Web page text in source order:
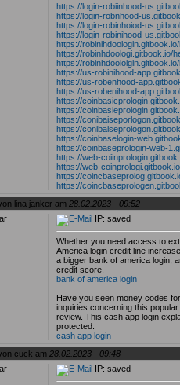
https://login-robiinhood-
https://login-robnhood-
https://login-robinhoiod-
https://login-robinihood-
https://
https://robinhdoologi.gitbook.io/
https://
https://us-robinihood-
https://us-robenhood-
https://us-robenihood-
https://
https://
https://
https://
https://coinbaselogin-
https://coinbaseprologin-web-
https://web-
https://web-
https://
https://
lina janker am 28.02.2023 - 09:52
IP: saved
Whether you need access to
America login credit line
a bigger bank of america login,
credit score.
bank of america login
Have you seen money codes
inquiries concerning this
review. This cash app login
protected.
cash app login
cuck am 28.02.2023 - 09:48
IP: saved